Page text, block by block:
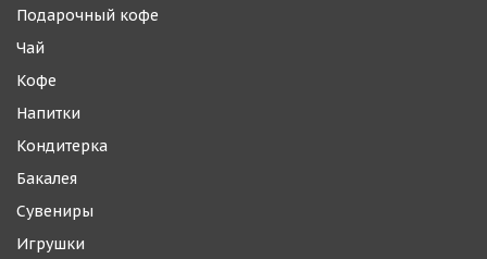
Подарочный кофе
Чай
Кофе
Напитки
Кондитерка
Бакалея
Сувениры
Игрушки